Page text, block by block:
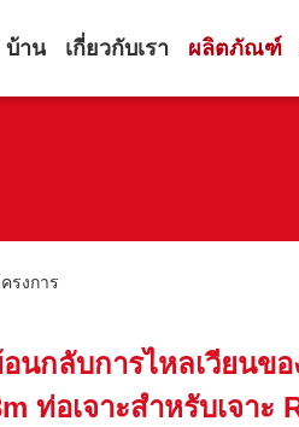
บ้าน เกี่ยวกับเรา ผลิตภัณฑ์
รงการ
อนกลับการไหลเวียนข
ท่อเจาะสำหรับเจาะ